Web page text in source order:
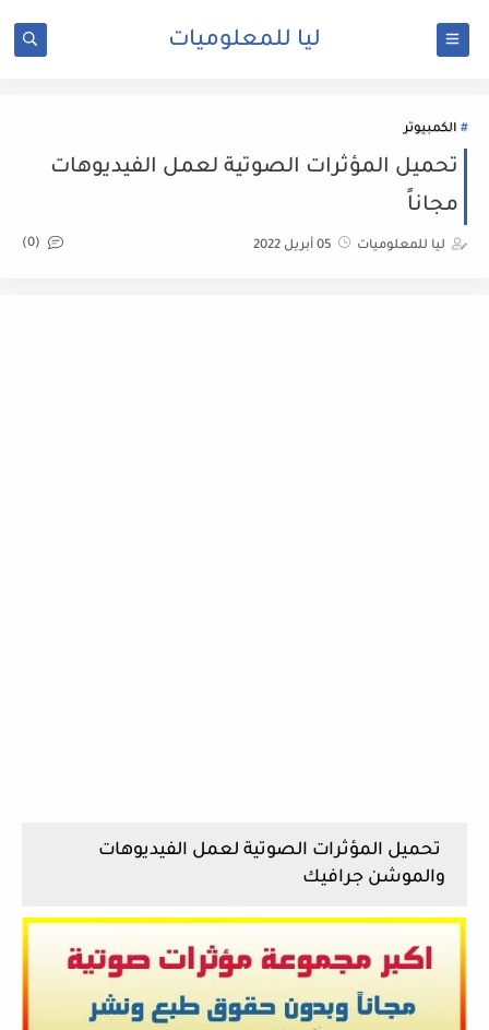
ليا للمعلوميات
الكمبيوتر
تحميل المؤثرات الصوتية لعمل الفيديوهات
مجاناً
ليا للمعلوميات 05 أبريل 2022 (0)
تحميل المؤثرات الصوتية لعمل الفيديوهات
والموشن جرافيك